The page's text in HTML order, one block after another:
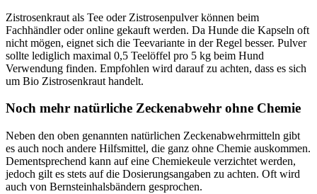
Zistrosenkraut als Tee oder Zistrosenpulver können beim
Fachhändler oder online gekauft werden. Da Hunde die Kapseln oft
nicht mögen, eignet sich die Teevariante in der Regel besser. Pulver
sollte lediglich maximal 0,5 Teelöffel pro 5 kg beim Hund
Verwendung finden. Empfohlen wird darauf zu achten, dass es sich
um Bio Zistrosenkraut handelt.
Noch mehr natürliche Zeckenabwehr ohne Chemie
Neben den oben genannten natürlichen Zeckenabwehrmitteln gibt
es auch noch andere Hilfsmittel, die ganz ohne Chemie auskommen.
Dementsprechend kann auf eine Chemiekeule verzichtet werden,
jedoch gilt es stets auf die Dosierungsangaben zu achten. Oft wird
auch von Bernsteinhalsbändern gesprochen.